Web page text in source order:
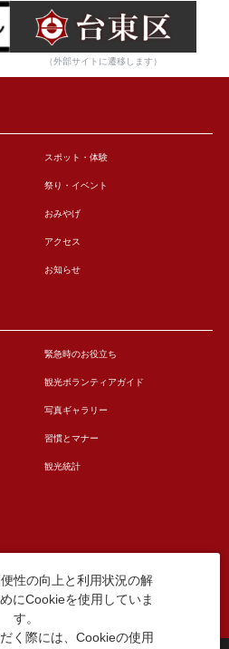
（外部サイトに遷移します）
スポット・体験
祭り・イベント
おみやげ
アクセス
お知らせ
緊急時のお役立ち
観光ボランティアガイド
写真ギャラリー
習慣とマナー
観光統計
広告掲載について
性の向上と利用状況の解
にCookieを使用していま
す。
く際には、Cookieの使用